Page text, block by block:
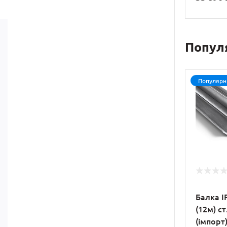
Балка
(12м)
(імпорт)